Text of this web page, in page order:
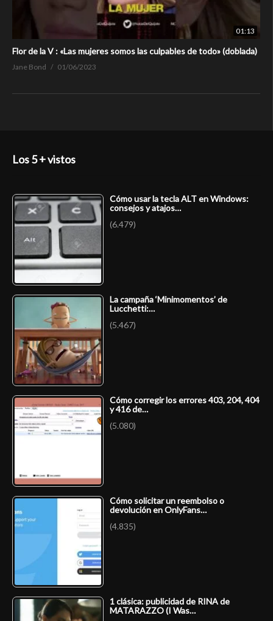
01:13
Flor de la V : «Las mujeres somos las culpables de todo» (doblada)
Jane Bond 01/06/2023
Los 5 + vistos
Cómo usar la tecla ALT en Windows:
consejos y atajos…
(6.479)
La campaña ‘Minimomentos’ de
Lucchetti:…
(5.467)
Cómo corregir los errores 403, 204, 404
y 416 de…
(5.080)
Cómo solicitar un reembolso o
devolución en OnlyFans…
(4.835)
1 clásica: publicidad de RINA de
MATARAZZO (I Was…